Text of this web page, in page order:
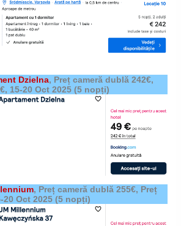
Dzielna, Preț cameră dublă 242€,
15-20 Oct 2025(5 nopți)
, Preț cameră dublă 255€, Preț
20 Oct 2025(5 nopți)